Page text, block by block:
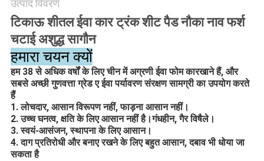
PRIVACY
POLICY
उत्पाद विवरण
टिकाऊ शीतल ईवा कार ट्रंक शीट पैड नौका नाव फर्श
चटाई अशुद्ध सागौन
हमारा चयन क्यों
हम 38 से अधिक वर्षों के लिए चीन में अग्रणी ईवा फोम कारखाने हैं, और
सबसे अच्छी गुणवत्ता ग्रेड ए ईवा पर्यावरण संरक्षण सामग्री का उपयोग करते
हैं
1. लोचदार, आसान विरूपण नहीं, फाड़ना आसान नहीं।
2. उच्च घनत्व, क्षति के लिए आसान नहीं है।गंधहीन, गैर विषैले।
3. स्वयं-आसंजन, स्थापना के लिए आसान।
4. दाग प्रतिरोधी और बनाए रखने के लिए बहुत आसान, दबाव भी धोया जा
सकता है